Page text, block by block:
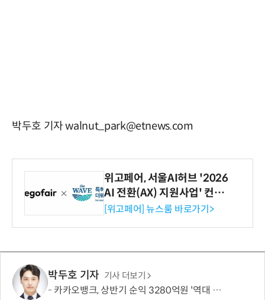
박두호 기자 walnut_park@etnews.com
위고페어, 서울AI허브 '2026
AI 전환(AX) 지원사업' 컨소
시엄 선정
[위고페어] 뉴스룸 바로가기>
박두호 기자 기사 더보기
카카오뱅크, 상반기 순익 3280억원 '역대 최대'…비이자수익 결실